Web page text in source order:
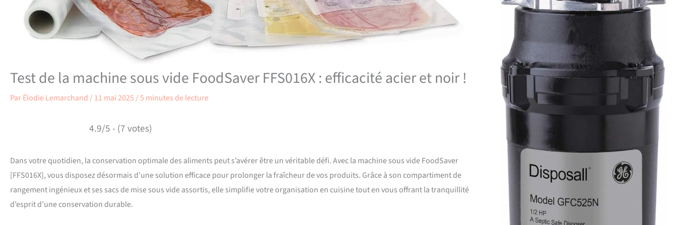
Test de la machine sous vide FoodSaver FFS016X : efficacité acier et noir !
ParÉlodie Lemarchand/ 11 mai 2025/5 minutes de lecture
4.9/5 - (7 votes)
Dans votre quotidien, la conservation optimale des aliments peut s’avérer être un véritable défi. Avec la machine sous vide FoodSaver
[FFS016X], vous disposez désormais d’une solution efficace pour prolonger la fraîcheur de vos produits. Grâce à son compartiment de
rangement ingénieux et ses sacs de mise sous vide assortis, elle simplifie votre organisation en cuisine tout en vous offrant la tranquillité
d’esprit d’une conservation durable.